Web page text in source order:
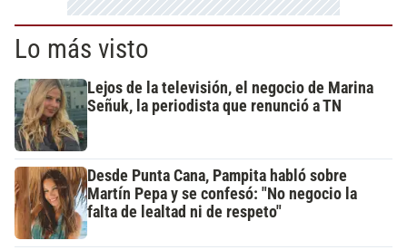
Lo más visto
Lejos de la televisión, el negocio de Marina
Señuk, la periodista que renunció a TN
Desde Punta Cana, Pampita habló sobre
Martín Pepa y se confesó: "No negocio la
falta de lealtad ni de respeto"